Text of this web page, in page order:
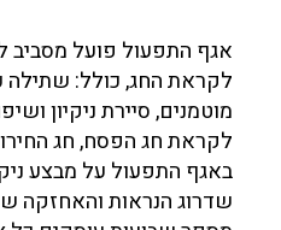
אגף התפעול פועל מסביב
לקראת החג, כולל: שתילה
מוטמנים, סיירת ניקיון
לקראת חג הפסח, חג
באגף התפעול על מבצע
שדרוג הנראות והאחזקה